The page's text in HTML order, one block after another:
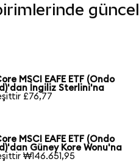
güncel
MSCI EAFE ETF (Ondo
İngiliz Sterlini'na
£76,77
MSCI EAFE ETF (Ondo
Güney Kore Wonu'na
₩146.651,95